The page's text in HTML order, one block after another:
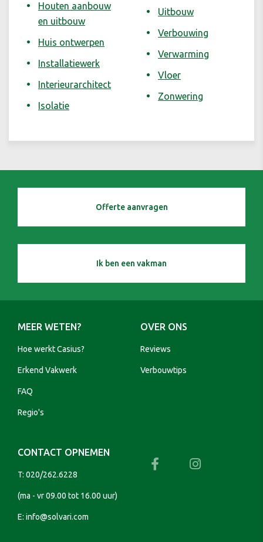
Houten aanbouw
en uitbouw
Huis ontwerpen
Installatiewerk
Interieurarchitect
Isolatie
Uitbouw
Verbouwing
Verwarming
Vloer
Zonwering
Offerte aanvragen
Ik ben een vakman
MEER WETEN?
Hoe werkt Casius?
Erkend Vakwerk
FAQ
Regio's
OVER ONS
Reviews
Verbouwtips
CONTACT OPNEMEN
T: 020/262.6228
(ma - vr 09.00 tot 16.00 uur)
E: info@solvari.com